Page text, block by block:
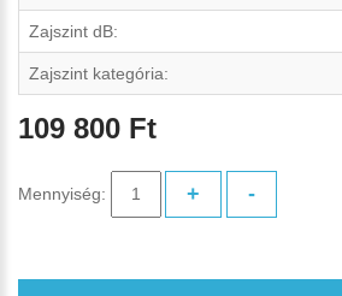
Zajszint dB:
Zajszint kategória:
109 800 Ft
Mennyiség: + -